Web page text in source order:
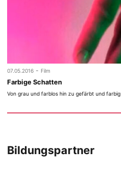
07.05.2016 - Film
Farbige Schatten
Von grau und farblos hin zu gefärbt und farbig
Bildungspartner